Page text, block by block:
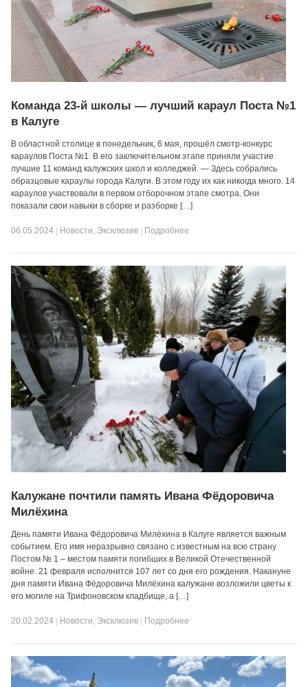
Команда 23-й школы — лучший караул Поста №1
в Калуге
В областной столице в понедельник, 6 мая, прошёл смотр-конкурс
караулов Поста №1. В его заключительном этапе приняли участие
лучшие 11 команд калужских школ и колледжей. — Здесь собрались
образцовые караулы города Калуги. В этом году их как никогда много. 14
караулов участвовали в первом отборочном этапе смотра. Они
показали свои навыки в сборке и разборке […]
06.05.2024 Новости, Эксклюзив Подробнее
Калужане почтили память Ивана Фёдоровича
Милёхина
День памяти Ивана Фёдоровича Милёхина в Калуге является важным
событием. Его имя неразрывно связано с известным на всю страну
Постом № 1 – местом памяти погибших в Великой Отечественной
войне. 21 февраля исполнится 107 лет со дня его рождения. Накануне
дня памяти Ивана Фёдоровича Милёхина калужане возложили цветы к
его могиле на Трифоновском кладбище, а […]
20.02.2024 Новости, Эксклюзив Подробнее